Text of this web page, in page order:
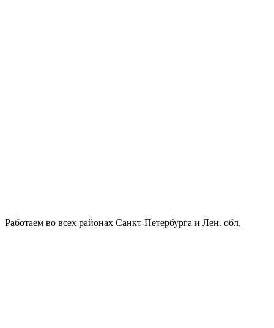
Работаем во всех районах Санкт-Петербурга и Лен. обл.